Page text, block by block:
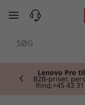
Tspring til
Lenovo Pro
B2B-priser,
Ring:+45 43
Currently